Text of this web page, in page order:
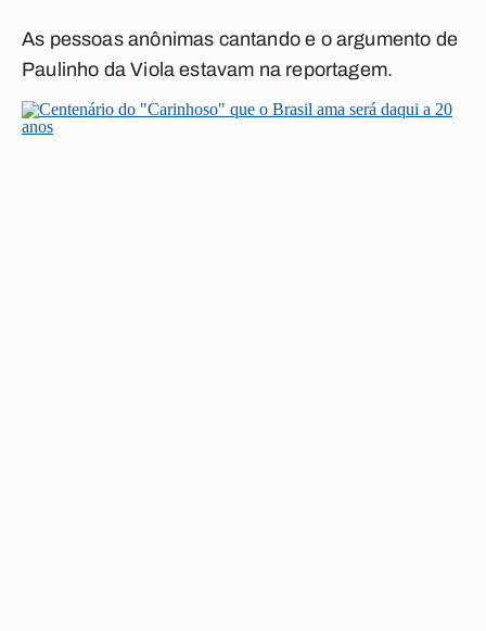
As pessoas anônimas cantando e o argumento de
Paulinho da Viola estavam na reportagem.